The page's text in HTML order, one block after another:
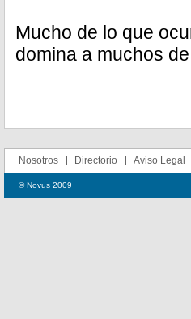
Mucho de lo que
domina a muchos
Nosotros Directorio Aviso Legal
© Novus 2009